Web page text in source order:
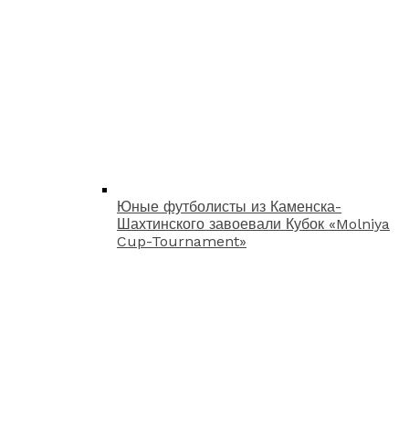
Юные футболисты из Каменска-
Шахтинского завоевали Кубок «Molniya
Cup-Tournament»